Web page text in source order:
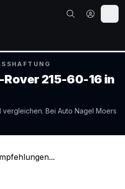
Rover 215-60-16 in
vergleichen. Bei Auto Nagel Moers